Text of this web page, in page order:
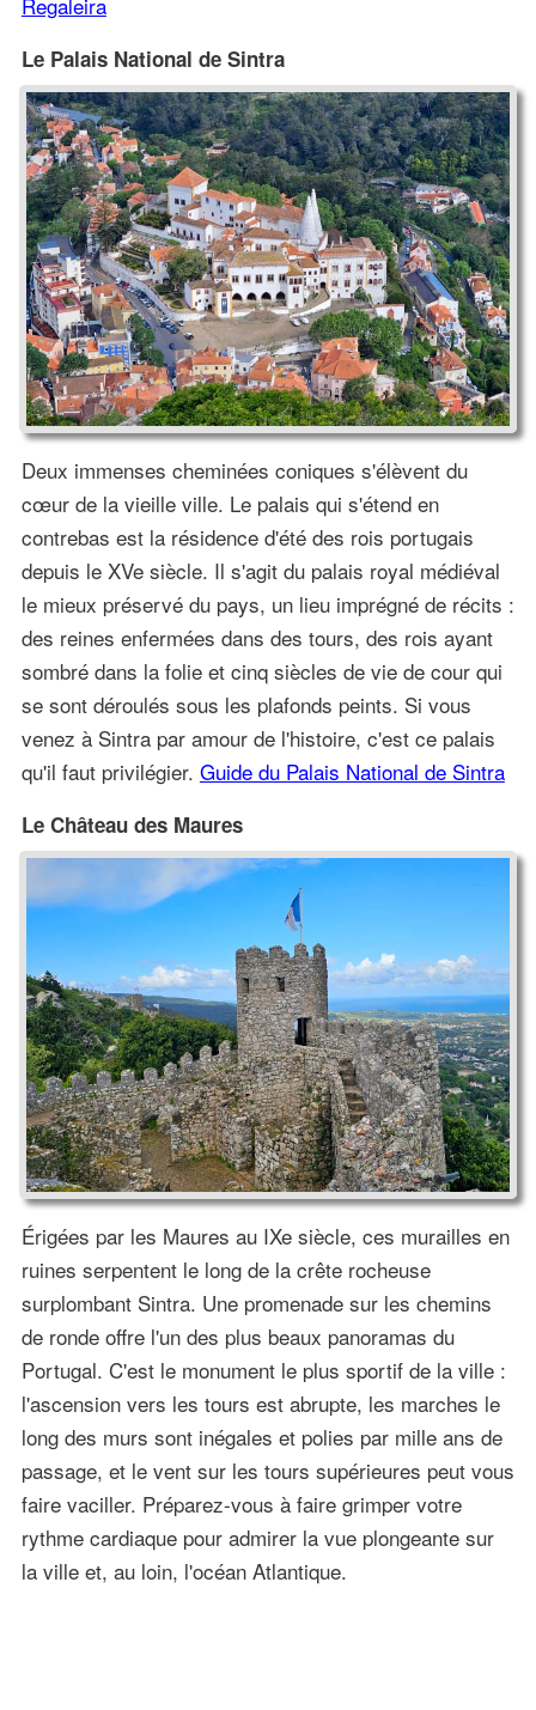
Le Palais National de Sintra
Deux immenses cheminées coniques s'élèvent du
cœur de la vieille ville. Le palais qui s'étend en
contrebas est la résidence d'été des rois portugais
depuis le XVe siècle. Il s'agit du palais royal médiéval
le mieux préservé du pays, un lieu imprégné de récits :
des reines enfermées dans des tours, des rois ayant
sombré dans la folie et cinq siècles de vie de cour qui
se sont déroulés sous les plafonds peints. Si vous
venez à Sintra par amour de l'histoire, c'est ce palais
qu'il faut privilégier. Guide du Palais National de Sintra
Le Château des Maures
Érigées par les Maures au IXe siècle, ces murailles en
ruines serpentent le long de la crête rocheuse
surplombant Sintra. Une promenade sur les chemins
de ronde offre l'un des plus beaux panoramas du
Portugal. C'est le monument le plus sportif de la ville :
l'ascension vers les tours est abrupte, les marches le
long des murs sont inégales et polies par mille ans de
passage, et le vent sur les tours supérieures peut vous
faire vaciller. Préparez-vous à faire grimper votre
rythme cardiaque pour admirer la vue plongeante sur
la ville et, au loin, l'océan Atlantique.